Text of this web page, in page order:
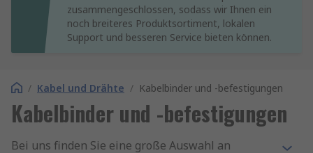
zusammengeschlossen, sodass wir Ihnen ein
noch breiteres Produktsortiment, lokalen
Support und besseren Service bieten können.
/ Kabel und Drähte / Kabelbinder und -befestigungen
Kabelbinder und -befestigungen
Bei uns finden Sie eine große Auswahl an